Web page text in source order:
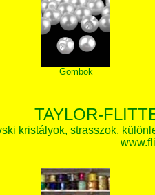
Gombok
TAYLOR-
kristályok, strasszok,